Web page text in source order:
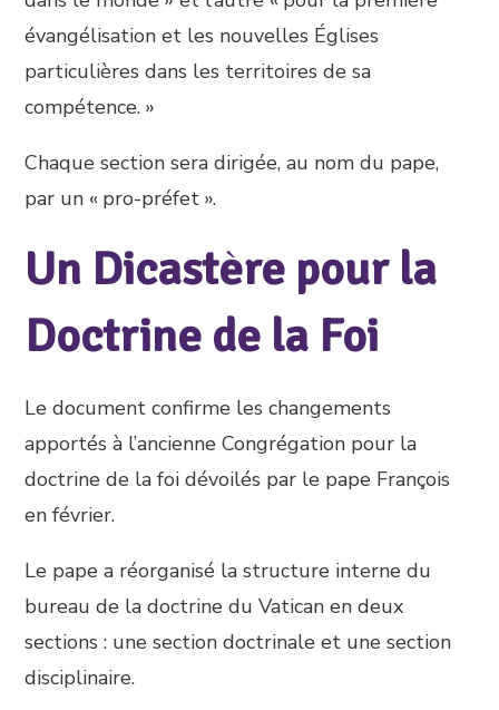
évangélisation et les nouvelles Églises
particulières dans les territoires de sa
compétence. »
Chaque section sera dirigée, au nom du pape,
par un « pro-préfet ».
Un Dicastère pour la
Doctrine de la Foi
Le document confirme les changements
apportés à l’ancienne Congrégation pour la
doctrine de la foi dévoilés par le pape François
en février.
Le pape a réorganisé la structure interne du
bureau de la doctrine du Vatican en deux
sections : une section doctrinale et une section
disciplinaire.